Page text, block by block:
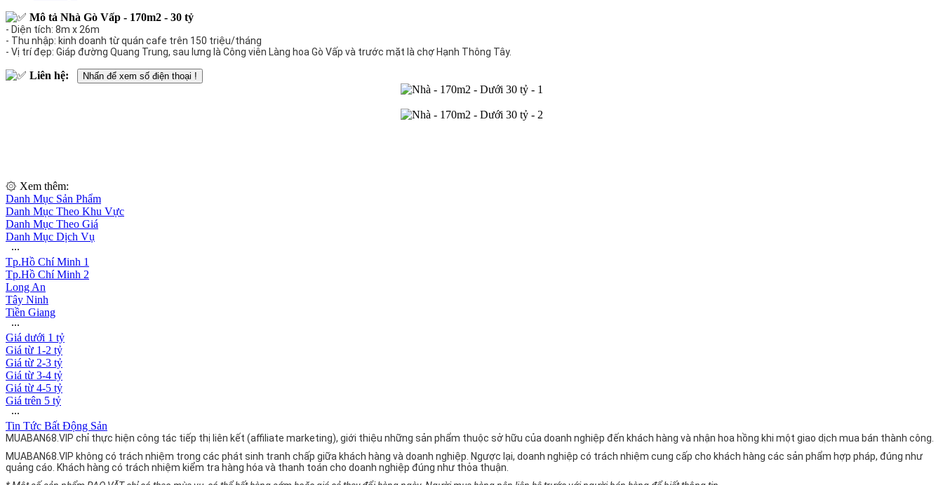
Mô tả Nhà Gò Vấp - 170m2 - 30 tỷ
- Diện tích: 8m x 26m
- Thu nhập: kinh doanh từ quán cafe trên 150 triệu/tháng
- Vị trí đẹp: Giáp đường Quang Trung, sau lưng là Công viên Làng hoa Gò Vấp và trước mặt là chợ Hạnh Thông Tây.
Liên hệ: Nhấn để xem số điện thoại !
۞ Xem thêm:
Danh Mục Sản Phẩm
Danh Mục Theo Khu Vực
Danh Mục Theo Giá
Danh Mục Dịch Vụ
∙∙∙
Tp.Hồ Chí Minh 1
Tp.Hồ Chí Minh 2
Long An
Tây Ninh
Tiền Giang
∙∙∙
Giá dưới 1 tỷ
Giá từ 1-2 tỷ
Giá từ 2-3 tỷ
Giá từ 3-4 tỷ
Giá từ 4-5 tỷ
Giá trên 5 tỷ
∙∙∙
Tin Tức Bất Động Sản
MUABAN68.VIP chỉ thực hiện công tác tiếp thị liên kết (affiliate marketing), giới thiệu những sản phẩm thuộc sở hữu của doanh nghiệp đến khách hàng và nhận hoa hồng khi một giao dịch mua bán thành công.
MUABAN68.VIP không có trách nhiệm trong các phát sinh tranh chấp giữa khách hàng và doanh nghiệp. Ngược lại, doanh nghiệp có trách nhiệm cung cấp cho khách hàng các sản phẩm hợp pháp, đúng như
quảng cáo. Khách hàng có trách nhiệm kiểm tra hàng hóa và thanh toán cho doanh nghiệp đúng như thỏa thuận.